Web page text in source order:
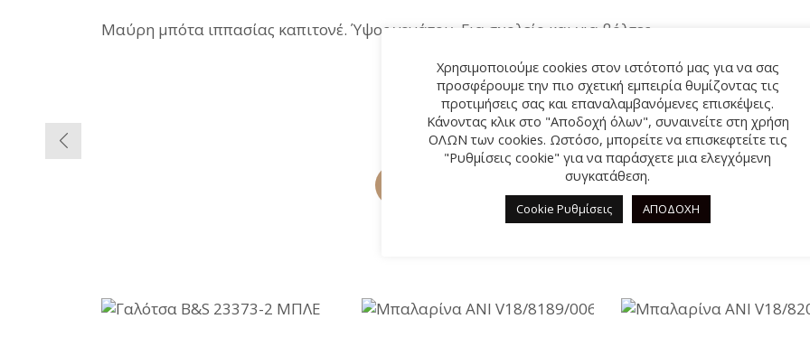
Μαύρη μπότα ιππασίας καπιτονέ. Ύψος γονάτου. Για σχολείο και για βόλτες.
ΣΧΕΤΙΚΆ ΠΡΟΪΌΝΤΑ
-57%
Χρησιμοποιούμε cookies στον ιστότοπό μας για να σας
προσφέρουμε την πιο σχετική εμπειρία θυμίζοντας τις
προτιμήσεις σας και επαναλαμβανόμενες επισκέψεις.
Κάνοντας κλικ στο "Αποδοχή όλων", συναινείτε στη χρήση
ΟΛΩΝ των cookies. Ωστόσο, μπορείτε να επισκεφτείτε τις
"Ρυθμίσεις cookie" για να παράσχετε μια ελεγχόμενη
συγκατάθεση.
Cookie Ρυθμίσεις ΑΠΟΔΟΧΗ